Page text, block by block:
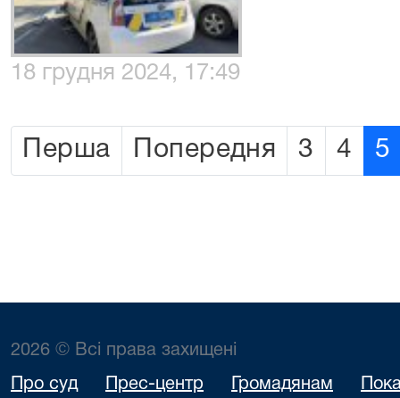
18 грудня 2024, 17:49
Перша Попередня 3 4 5
2026 © Всі права захищені
Про суд Прес-центр Громадянам